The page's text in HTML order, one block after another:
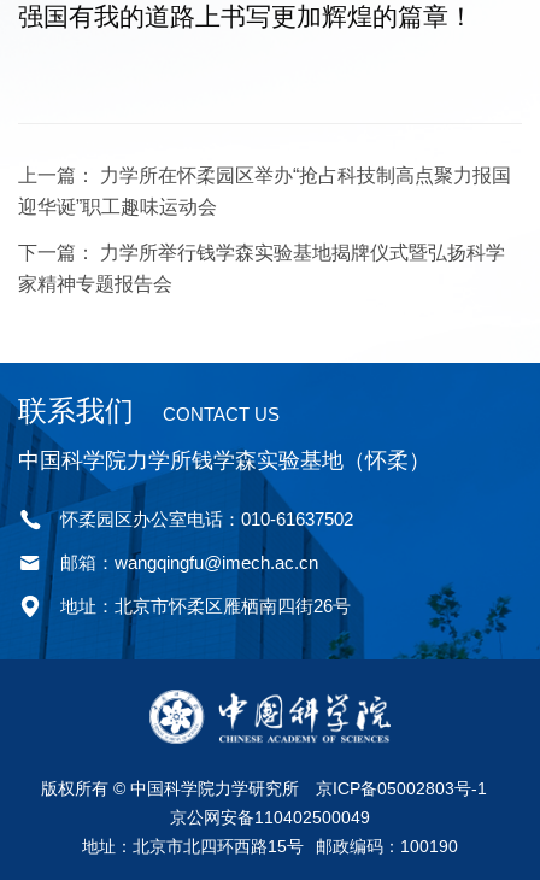
强国有我的道路上书写更加辉煌的篇章！
上一篇：
力学所在怀柔园区举办“抢占科技制高点聚力报国
迎华诞”职工趣味运动会
下一篇：
力学所举行钱学森实验基地揭牌仪式暨弘扬科学
家精神专题报告会
联系我们 CONTACT US
中国科学院力学所钱学森实验基地（怀柔）
怀柔园区办公室电话：010-61637502
邮箱：wangqingfu@imech.ac.cn
地址：北京市怀柔区雁栖南四街26号
版权所有 © 中国科学院力学研究所
京ICP备05002803号-1
京公网安备110402500049
地址：北京市北四环西路15号
邮政编码：100190